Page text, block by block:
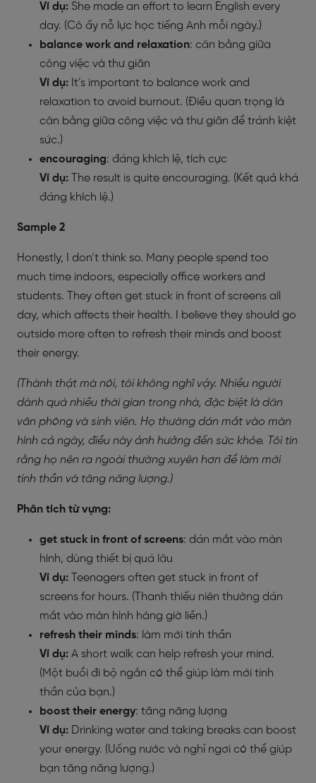
Ví dụ: She made an effort to learn English every
day. (Cô ấy nỗ lực học tiếng Anh mỗi ngày.)
balance work and relaxation: cân bằng giữa
công việc và thư giãn
Ví dụ: It’s important to balance work and
relaxation to avoid burnout. (Điều quan trọng là
cân bằng giữa công việc và thư giãn để tránh kiệt
sức.)
encouraging: đáng khích lệ, tích cực
Ví dụ: The result is quite encouraging. (Kết quả khá
đáng khích lệ.)
Sample 2
Honestly, I don’t think so. Many people spend too
much time indoors, especially office workers and
students. They often get stuck in front of screens all
day, which affects their health. I believe they should go
outside more often to refresh their minds and boost
their energy.
(Thành thật mà nói, tôi không nghĩ vậy. Nhiều người
dành quá nhiều thời gian trong nhà, đặc biệt là dân
văn phòng và sinh viên. Họ thường dán mắt vào màn
hình cả ngày, điều này ảnh hưởng đến sức khỏe. Tôi tin
rằng họ nên ra ngoài thường xuyên hơn để làm mới
tinh thần và tăng năng lượng.)
Phân tích từ vựng:
get stuck in front of screens: dán mắt vào màn
hình, dùng thiết bị quá lâu
Ví dụ: Teenagers often get stuck in front of
screens for hours. (Thanh thiếu niên thường dán
mắt vào màn hình hàng giờ liền.)
refresh their minds: làm mới tinh thần
Ví dụ: A short walk can help refresh your mind.
(Một buổi đi bộ ngắn có thể giúp làm mới tinh
thần của bạn.)
boost their energy: tăng năng lượng
Ví dụ: Drinking water and taking breaks can boost
your energy. (Uống nước và nghỉ ngơi có thể giúp
bạn tăng năng lượng.)